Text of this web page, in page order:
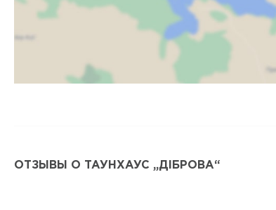
ОТЗЫВЫ О ТАУНХАУС „ДІБРОВА“